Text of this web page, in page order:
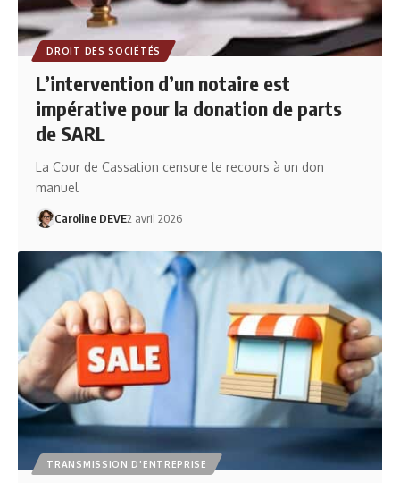
DROIT DES SOCIÉTÉS
L’intervention d’un notaire est
impérative pour la donation de parts
de SARL
La Cour de Cassation censure le recours à un don
manuel
Caroline DEVE2 avril 2026
TRANSMISSION D'ENTREPRISE